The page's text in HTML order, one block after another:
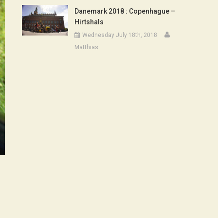
Danemark 2018 : Copenhague –
Hirtshals
Wednesday July 18th, 2018
Matthias